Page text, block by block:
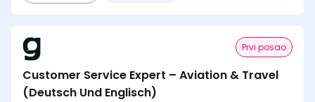
Prvi posao
Customer Service Expert – Aviation & Travel
(Deutsch Und Englisch)